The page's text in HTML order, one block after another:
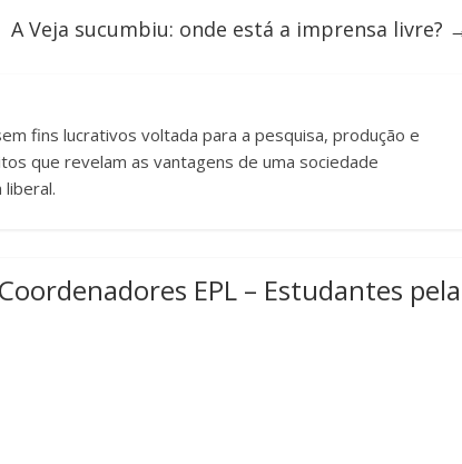
A Veja sucumbiu: onde está a imprensa livre?
fins lucrativos voltada para a pesquisa, produção e
que revelam as vantagens de uma sociedade
EPL – Estudantes pela